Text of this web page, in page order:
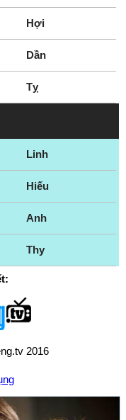
Hợi
Dần
Tỵ
Linh
Hiếu
Anh
Thy
2016